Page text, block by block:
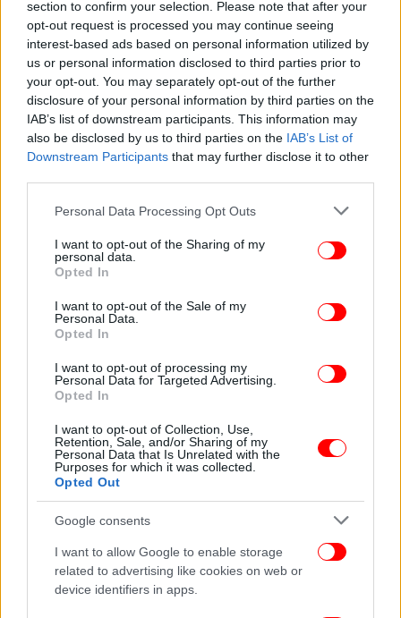
section to confirm your selection. Please note that after your
opt-out request is processed you may continue seeing
interest-based ads based on personal information utilized by
us or personal information disclosed to third parties prior to
your opt-out. You may separately opt-out of the further
disclosure of your personal information by third parties on the
IAB’s list of downstream participants. This information may
also be disclosed by us to third parties on the IAB’s List of
Downstream Participants that may further disclose it to other
Please note that this website/app uses one or more Google
not limited to your visit or usage behaviour. You may click to
grant or deny consent to Google and its third-party tags to
use your data for below specified purposes in below Google
consent section.
Personal Data Processing Opt Outs
I want to opt-out of the Sharing of my
personal data.
Opted In
I want to opt-out of the Sale of my
Personal Data.
Opted In
I want to opt-out of processing my
Personal Data for Targeted Advertising.
Opted In
I want to opt-out of Collection, Use,
Retention, Sale, and/or Sharing of my
Personal Data that Is Unrelated with the
Purposes for which it was collected.
Opted Out
Google consents
I want to allow Google to enable storage
related to advertising like cookies on web or
device identifiers in apps.
Το εκπαιδευτικό και θεραπευτικό πρόγραμμα
και ποσοτικούς και ποιοτικούς δείκτες αξιολόγησης
της πορείας/θεραπείας κάθε ωφελούμενου. Η
αναπτύχθηκε σε συνεργασία με κλινικούς γιατρούς
και διαθέτει δεκάδες κατηγορίες ασκήσεων με
διαφορετικούς στόχους (Κινητική Θεραπεία,
Γνωσιακή Θεραπεία) και για διαφορετικά τμήματα
σώματος.
Το πρόγραμμα NIRVANA πρότεινε ο κ. Νικόλαος
Γκούβας, Ψυχίατρος, Επιστημονικός Διευθυντής